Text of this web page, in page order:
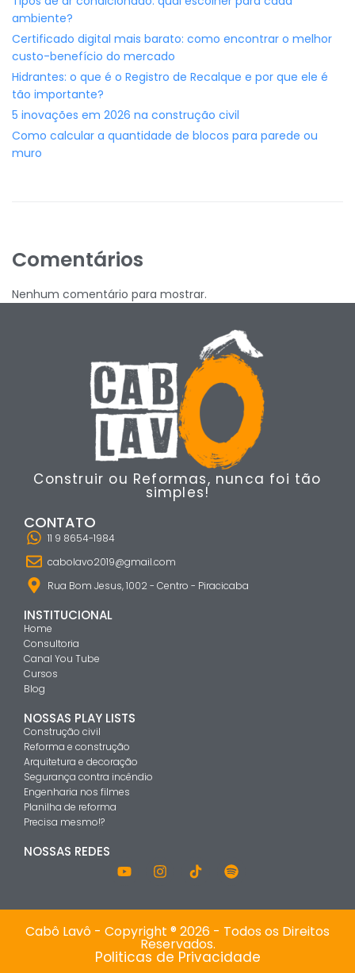
ambiente?
Certificado digital mais barato: como encontrar o melhor
custo-benefício do mercado
Hidrantes: o que é o Registro de Recalque e por que ele é
tão importante?
5 inovações em 2026 na construção civil
Como calcular a quantidade de blocos para parede ou
muro
Comentários
Nenhum comentário para mostrar.
Construir ou Reformas, nunca foi tão
simples!
CONTATO
11 9 8654-1984
cabolavo2019@gmail.com
Rua Bom Jesus, 1002 - Centro - Piracicaba
INSTITUCIONAL
Home
Consultoria
Canal You Tube
Cursos
Blog
NOSSAS PLAY LISTS
Construção civil
Reforma e construção
Arquitetura e decoração
Segurança contra incêndio
Engenharia nos filmes
Planilha de reforma
Precisa mesmo!?
NOSSAS REDES
Cabô Lavô - Copyright ® 2026 - Todos os Direitos
Reservados.
Politicas de Privacidade